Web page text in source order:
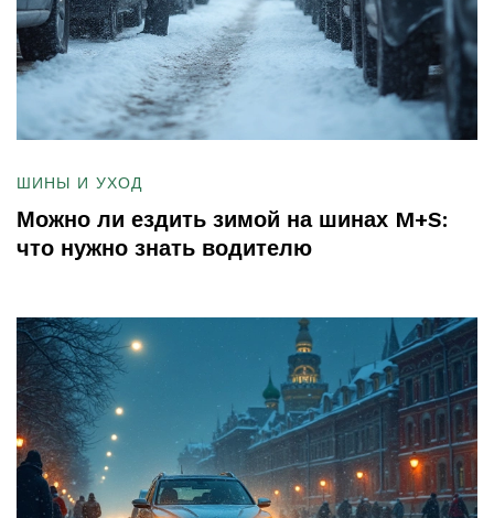
ШИНЫ И УХОД
Можно ли ездить зимой на шинах M+S:
что нужно знать водителю